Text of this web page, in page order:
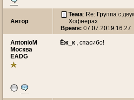
Автор
Тема: Re: Группа с
Хофнерах
Время: 07.07.2019 16:27
AntonioM
Москва
EADG
Ёж_к , cпасибо!